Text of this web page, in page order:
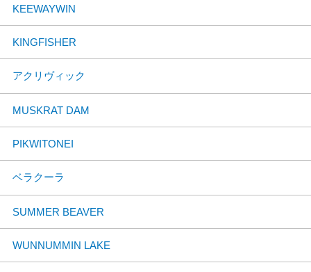
KEEWAYWIN
KINGFISHER
アクリヴィック
MUSKRAT DAM
PIKWITONEI
ベラクーラ
SUMMER BEAVER
WUNNUMMIN LAKE